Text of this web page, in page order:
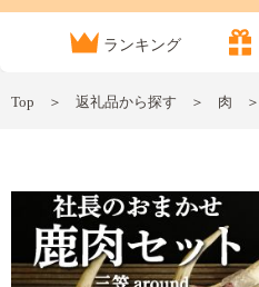
ランキング
Top 返礼品から探す 肉